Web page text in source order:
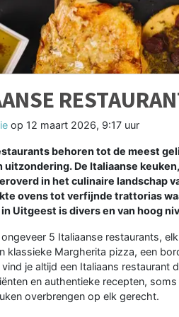
op 12 maart 2026, 9:17 uur
behoren tot de meest
uitzondering. De Italiaanse
in het culinaire landschap
ovens tot verfijnde trattorias
Uitgeest is divers en van hoog
5 Italiaanse restaurants,
klassieke Margherita pizza, een
je altijd een Italiaans restaurant
en authentieke recepten,
overbrengen op elk gerecht.